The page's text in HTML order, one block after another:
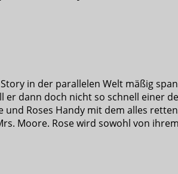
in der parallelen Welt mäßig
dann doch nicht so schnell einer
Roses Handy mit dem alles
Moore. Rose wird sowohl von